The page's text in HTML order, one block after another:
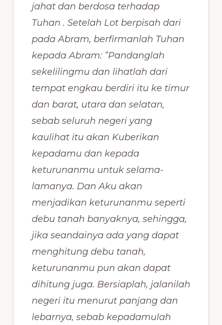
jahat dan berdosa terhadap
Tuhan . Setelah Lot berpisah dari
pada Abram, berfirmanlah Tuhan
kepada Abram: ”Pandanglah
sekelilingmu dan lihatlah dari
tempat engkau berdiri itu ke timur
dan barat, utara dan selatan,
sebab seluruh negeri yang
kaulihat itu akan Kuberikan
kepadamu dan kepada
keturunanmu untuk selama-
lamanya. Dan Aku akan
menjadikan keturunanmu seperti
debu tanah banyaknya, sehingga,
jika seandainya ada yang dapat
menghitung debu tanah,
keturunanmu pun akan dapat
dihitung juga. Bersiaplah, jalanilah
negeri itu menurut panjang dan
lebarnya, sebab kepadamulah